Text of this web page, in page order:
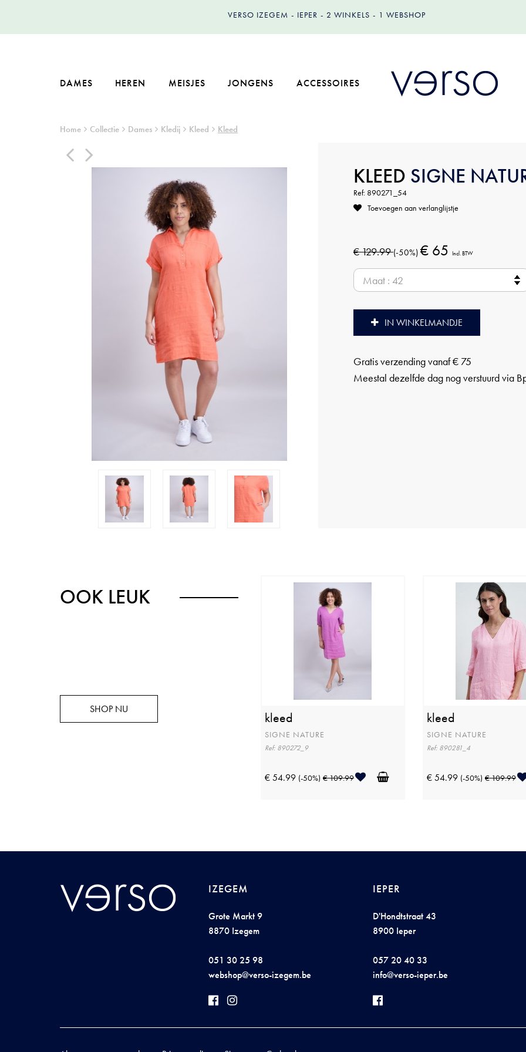
VERSO IZEGEM IEPER 2 WINKELS 1 WEBSHOP
DAMES HEREN MEISJES JONGENS ACCESSOIRES
Home Collectie Dames Kledij Kleed Kleed
KLEED SIGNE
Ref: 890271_54
Toevoegen aan verlanglijstje
€ 129.99(-50%) € 65 Incl. BTW
IN WINKELMANDJE
Gratis verzending vanaf € 75
Meestal dezelfde dag nog verstuurd via
OOK LEUK
SHOP NU
kleed
SIGNE NATURE
Ref: 890272_9
€ 54.99 (-50%) € 109.99
kleed
SIGNE NATURE
Ref: 890281_4
€ 54.99 (-50%) € 109.99
IZEGEM
Grote Markt 9
8870 Izegem
051 30 25 98
webshop@verso-izegem.be
IEPER
D'Hondtstraat 43
8900 Ieper
057 20 40 33
info@verso-ieper.be